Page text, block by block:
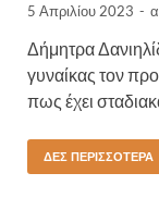
5 Απριλίου 2023 -
Δήμητρα
γυναίκας τον
πως έχει
ΔΕΣ ΠΕΡΙΣΣΌΤΕΡΑ